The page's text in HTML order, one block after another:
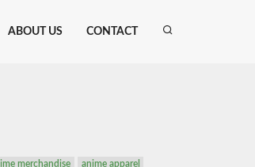
ABOUT US CONTACT
merchandise anime apparel